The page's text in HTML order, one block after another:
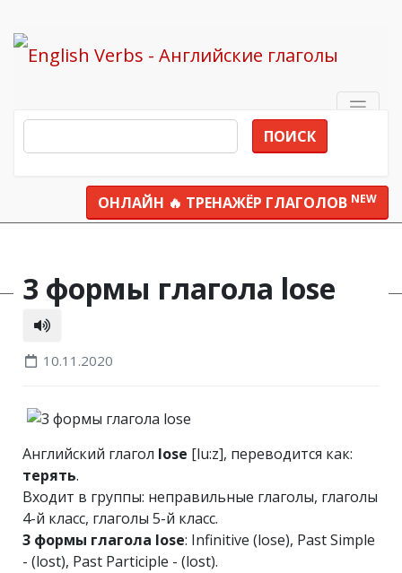
ПОИСК
ОНЛАЙН 🔥 ТРЕНАЖЁР ГЛАГОЛОВ NEW
3 формы глагола lose
10.11.2020
Английский глагол lose [lu:z], переводится как:
терять.
Входит в группы: неправильные глаголы, глаголы
4-й класс, глаголы 5-й класс.
3 формы глагола lose: Infinitive (lose), Past Simple
- (lost), Past Participle - (lost).